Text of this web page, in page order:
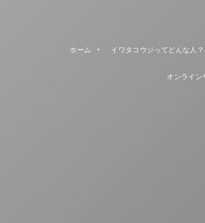
ホーム イワタコウジってどんな人？
オンライン